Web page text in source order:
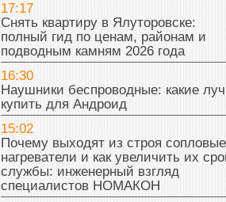
17:17
Снять квартиру в Ялуторовске:
полный гид по ценам, районам и
подводным камням 2026 года
16:30
Наушники беспроводные: какие
купить для Андроид
15:02
Почему выходят из строя сопловые
нагреватели и как увеличить их
службы: инженерный взгляд
специалистов НОМАКОН